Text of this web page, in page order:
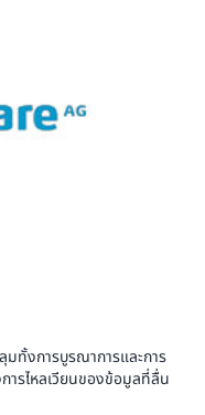
งการบูรณาการและการ
ารไหลเวียนของข้อมูลที่ลื่น